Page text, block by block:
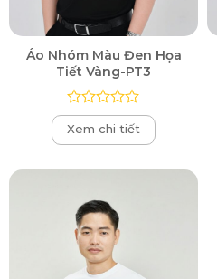
Áo Nhóm Màu Đen Họa
Tiết Vàng-PT3
Được
xếp
hạng
Xem chi tiết